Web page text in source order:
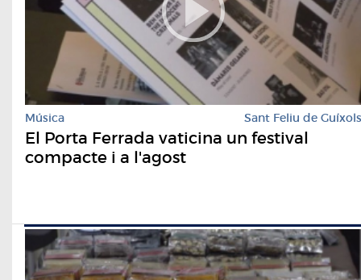
Música Sant Feliu de Guíxols
El Porta Ferrada vaticina un festival
compacte i a l'agost